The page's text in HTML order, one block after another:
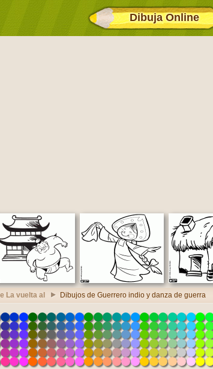
Dibuja Online
La vuelta al Dibujos de Guerrero indio y danza de guerra